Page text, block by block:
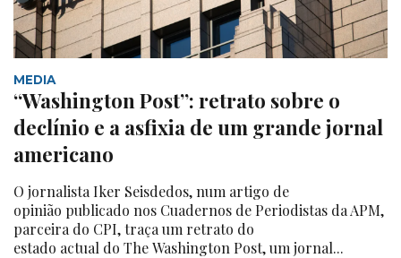
MEDIA
“Washington Post”: retrato sobre o
declínio e a asfixia de um grande jornal
americano
O jornalista Iker Seisdedos, num artigo de
opinião publicado nos Cuadernos de Periodistas da APM,
parceira do CPI, traça um retrato do
estado actual do The Washington Post, um jornal...